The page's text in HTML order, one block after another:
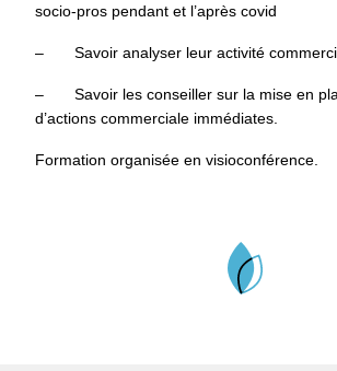
socio-pros pendant et l’après covid
– Savoir analyser leur activité
– Savoir les conseiller sur la mise en
d’actions commerciale immédiates.
Formation organisée en visioconférence.